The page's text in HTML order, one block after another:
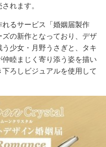
れます。
るサービス「婚姻届製作
の新作となっており、デザ
少女・月野うさぎと、タキ
睦まじく寄り添う姿を描い
ろしビジュアルを使用して